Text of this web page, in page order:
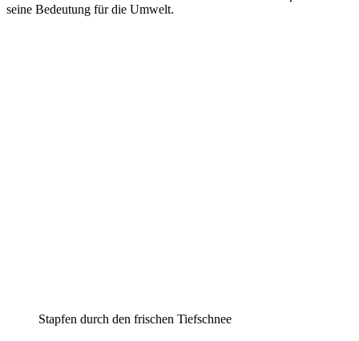
seine Bedeutung für die Umwelt.
Stapfen durch den frischen Tiefschnee